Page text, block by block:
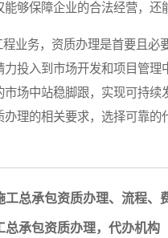
够保障企业的合法经营，还
务，资质办理是首要且必
力投入到市场开发和项目管
场中站稳脚跟，实现可持
理的相关要求，选择可靠的
工总承包资质办理、流程、
总承包资质办理，代办机构